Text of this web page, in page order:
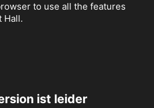
to use all the features
Hall.
ist leider